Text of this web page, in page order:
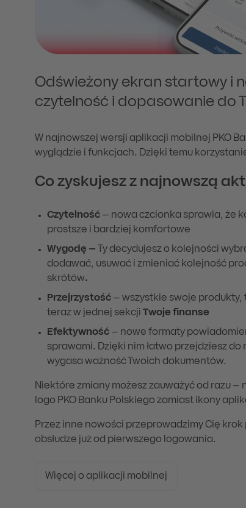
Odświeżony ekran startowy i
czytelność i dopasowanie do
W najnowszej wersji aplikacji mobilnej PKO
wyglądzie i funkcjach. Dzięki temu
Co zyskujesz z najnowszą
Czytelność – nowa czcionka sprawia, że
prostsze i bardziej komfortowe
Wygodę –
Ty decydujesz o kolejności
dodawać, usuwać i zmieniać kolejność
skrótów.
Przejrzystość – wszystkie swoje
teraz w jednej sekcji Twoje finanse
Efektywność – nowe formaty
sprawami. Dzięki nim łatwo przejdziesz
wygasa ważność Twoich dokumentów.
Niektóre zmiany możesz zauważyć od razu
logo PKO Banku Polskiego zamiast ikony
Przez inne nowości przeprowadzimy Cię krok
obsłudze już od pierwszego logowania.
Więcej o aplikacji mobilnej